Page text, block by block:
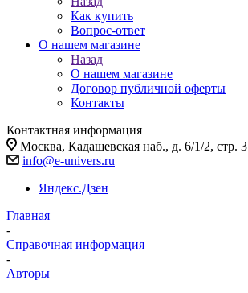
Как купить
Вопрос-ответ
О нашем магазине
Назад
О нашем магазине
Договор публичной оферты
Контакты
Контактная информация
Москва, Кадашевская наб., д. 6/1/2, стр. 3
info@e-univers.ru
Яндекс.Дзен
Главная
-
Справочная информация
-
Авторы